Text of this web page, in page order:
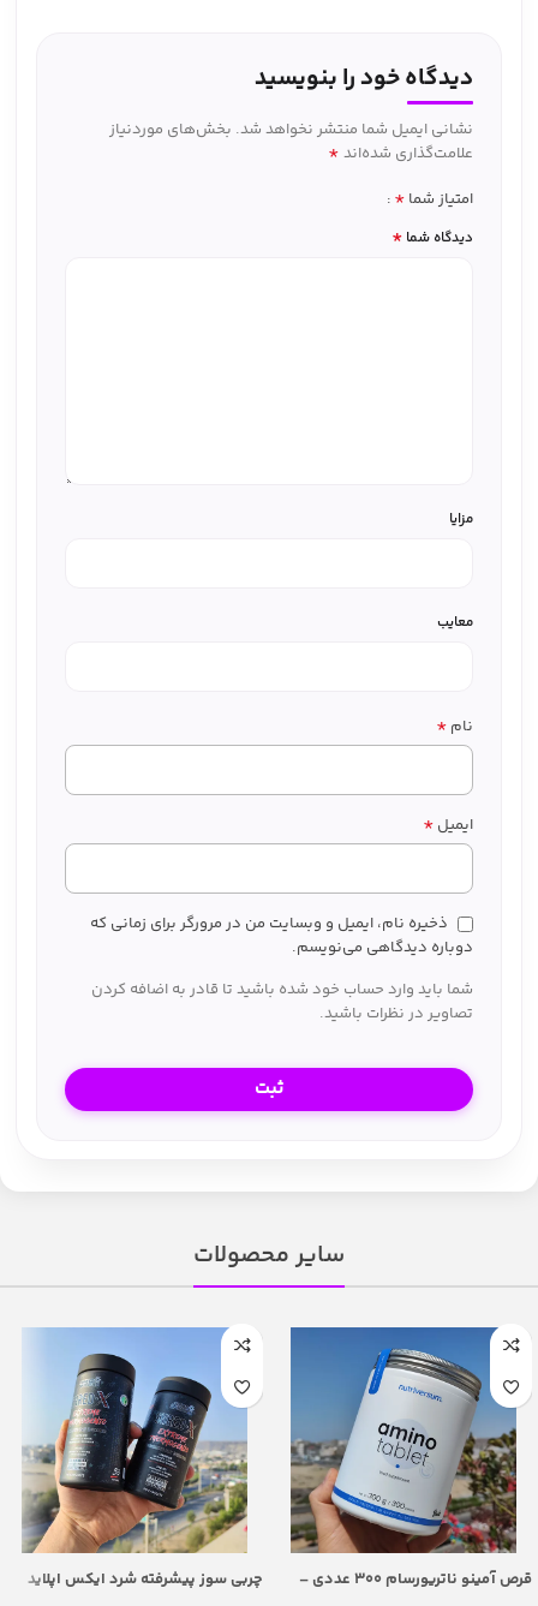
دیدگاه خود را بنویسید
نشانی ایمیل شما منتشر نخواهد شد. بخش‌های موردنیاز
علامت‌گذاری شده‌اند *
امتیاز شما *
دیدگاه شما *
مزایا
معایب
نام *
ایمیل *
ذخیره نام، ایمیل و وبسایت من در مرورگر برای زمانی که
دوباره دیدگاهی می‌نویسم.
شما باید وارد حساب خود شده باشید تا قادر به اضافه کردن
تصاویر در نظرات باشید.
سایر محصولات
قرص آمینو ناتریورسام 300 عددی –
چربی سوز پیشرفته شرد ایکس اپلاید